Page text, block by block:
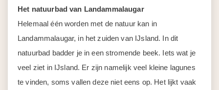
Het natuurbad van Landammalaugar
Helemaal één worden met de natuur kan in
Landammalaugar, in het zuiden van IJsland. In dit
natuurbad badder je in een stromende beek. Iets wat je
veel ziet in IJsland. Er zijn namelijk veel kleine lagunes
te vinden, soms vallen deze niet eens op. Het lijkt vaak